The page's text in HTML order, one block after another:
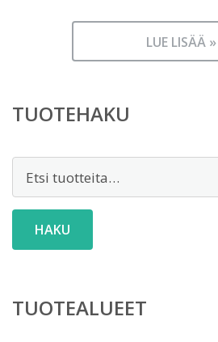
LUE LISÄÄ »
TUOTEHAKU
HAKU
TUOTEALUEET